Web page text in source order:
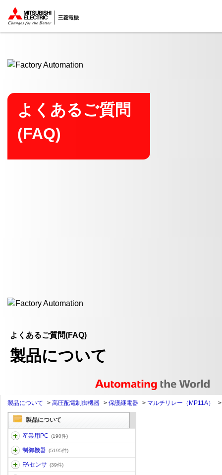
ここから本文
よくあるご質問
(FAQ)
よくあるご質問(FAQ)
製品について
製品について > 高圧配電制御機器 > 保護継電器 > マルチリレー（MP11A）
製品について
産業用PC (190件)
制御機器 (5195件)
FAセンサ (39件)